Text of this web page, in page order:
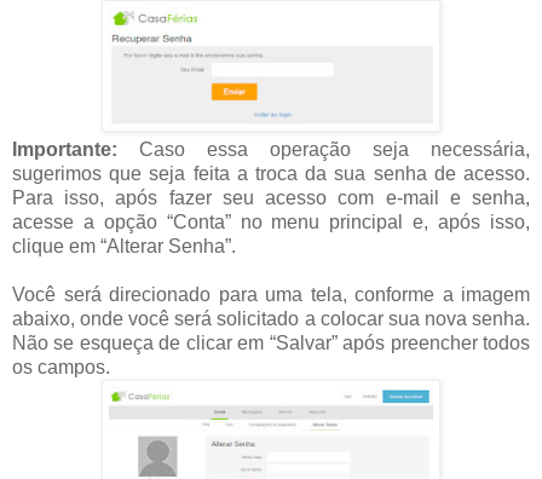
Importante: Caso essa operação seja necessária,
sugerimos que seja feita a troca da sua senha de acesso.
Para isso, após fazer seu acesso com e-mail e senha,
acesse a opção “Conta” no menu principal e, após isso,
clique em “Alterar Senha”.
Você será direcionado para uma tela, conforme a imagem
abaixo, onde você será solicitado a colocar sua nova senha.
Não se esqueça de clicar em “Salvar” após preencher todos
os campos.